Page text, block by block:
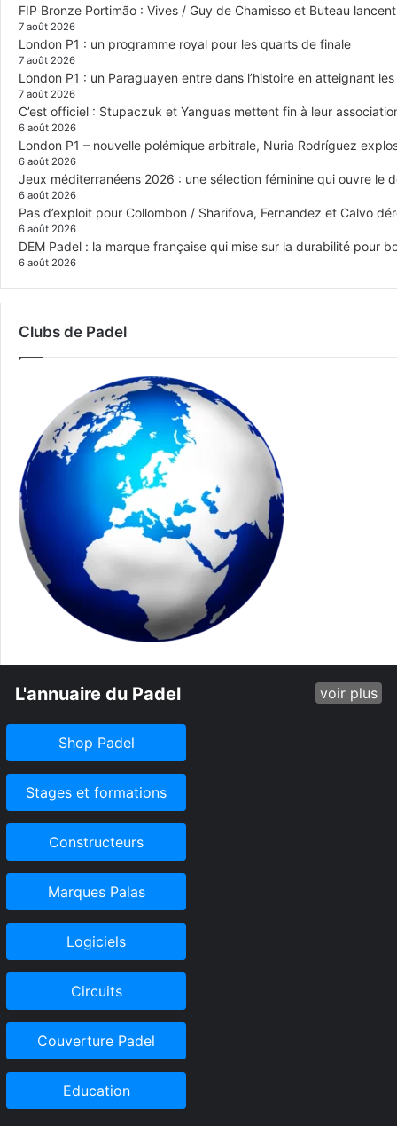
FIP Bronze Portimão : Vives / Guy de Chamisso et Buteau
7 août 2026
London P1 : un programme royal pour les quarts de finale
7 août 2026
London P1 : un Paraguayen entre dans l’histoire en atteignant
7 août 2026
C’est officiel : Stupaczuk et Yanguas mettent fin à leur
6 août 2026
London P1 – nouvelle polémique arbitrale, Nuria Rodríguez
6 août 2026
Jeux méditerranéens 2026 : une sélection féminine qui ouvre le
6 août 2026
Pas d’exploit pour Collombon / Sharifova, Fernandez et Calvo
6 août 2026
DEM Padel : la marque française qui mise sur la durabilité pour
6 août 2026
Clubs de Padel
L'annuaire du Padel voir plus
Shop Padel
Stages et formations
Constructeurs
Marques Palas
Logiciels
Circuits
Couverture Padel
Education